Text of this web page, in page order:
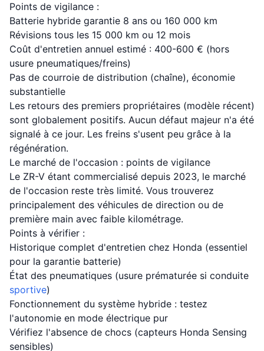
Points de vigilance :
Batterie hybride garantie 8 ans ou 160 000 km
Révisions tous les 15 000 km ou 12 mois
Coût d'entretien annuel estimé : 400-600 € (hors
usure pneumatiques/freins)
Pas de courroie de distribution (chaîne), économie
substantielle
Les retours des premiers propriétaires (modèle récent)
sont globalement positifs. Aucun défaut majeur n'a été
signalé à ce jour. Les freins s'usent peu grâce à la
régénération.
Le marché de l'occasion : points de vigilance
Le ZR-V étant commercialisé depuis 2023, le marché
de l'occasion reste très limité. Vous trouverez
principalement des véhicules de direction ou de
première main avec faible kilométrage.
Points à vérifier :
Historique complet d'entretien chez Honda (essentiel
pour la garantie batterie)
État des pneumatiques (usure prématurée si conduite
sportive)
Fonctionnement du système hybride : testez
l'autonomie en mode électrique pur
Vérifiez l'absence de chocs (capteurs Honda Sensing
sensibles)